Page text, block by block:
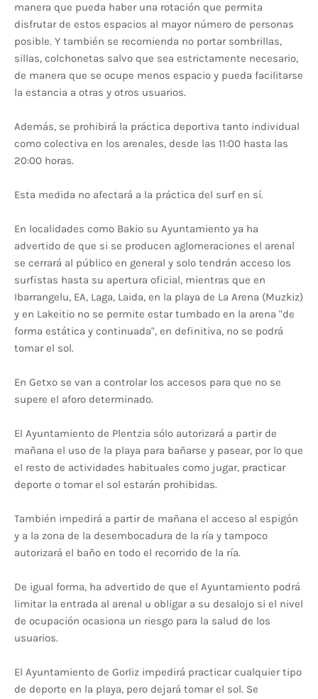
manera que pueda haber una rotación que permita
disfrutar de estos espacios al mayor número de personas
posible. Y también se recomienda no portar sombrillas,
sillas, colchonetas salvo que sea estrictamente necesario,
de manera que se ocupe menos espacio y pueda facilitarse
la estancia a otras y otros usuarios.
Además, se prohibirá la práctica deportiva tanto individual
como colectiva en los arenales, desde las 11:00 hasta las
20:00 horas.
Esta medida no afectará a la práctica del surf en sí.
En localidades como Bakio su Ayuntamiento ya ha
advertido de que si se producen aglomeraciones el arenal
se cerrará al público en general y solo tendrán acceso los
surfistas hasta su apertura oficial, mientras que en
Ibarrangelu, EA, Laga, Laida, en la playa de La Arena (Muzkiz)
y en Lakeitio no se permite estar tumbado en la arena "de
forma estática y continuada", en definitiva, no se podrá
tomar el sol.
En Getxo se van a controlar los accesos para que no se
supere el aforo determinado.
El Ayuntamiento de Plentzia sólo autorizará a partir de
mañana el uso de la playa para bañarse y pasear, por lo que
el resto de actividades habituales como jugar, practicar
deporte o tomar el sol estarán prohibidas.
También impedirá a partir de mañana el acceso al espigón
y a la zona de la desembocadura de la ría y tampoco
autorizará el baño en todo el recorrido de la ría.
De igual forma, ha advertido de que el Ayuntamiento podrá
limitar la entrada al arenal u obligar a su desalojo si el nivel
de ocupación ocasiona un riesgo para la salud de los
usuarios.
El Ayuntamiento de Gorliz impedirá practicar cualquier tipo
de deporte en la playa, pero dejará tomar el sol. Se